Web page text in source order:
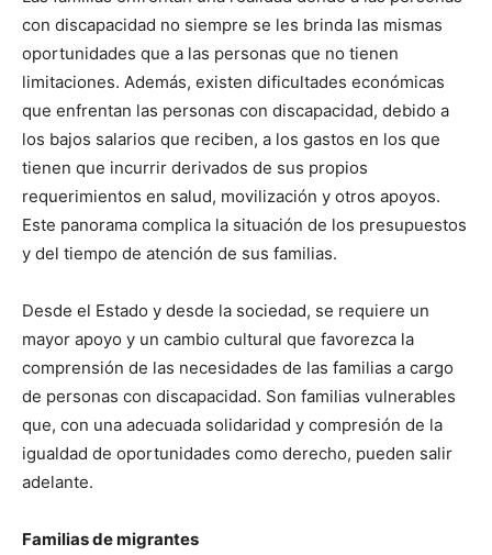
con discapacidad no siempre se les brinda las mismas
oportunidades que a las personas que no tienen
limitaciones. Además, existen dificultades económicas
que enfrentan las personas con discapacidad, debido a
los bajos salarios que reciben, a los gastos en los que
tienen que incurrir derivados de sus propios
requerimientos en salud, movilización y otros apoyos.
Este panorama complica la situación de los presupuestos
y del tiempo de atención de sus familias.
Desde el Estado y desde la sociedad, se requiere un
mayor apoyo y un cambio cultural que favorezca la
comprensión de las necesidades de las familias a cargo
de personas con discapacidad. Son familias vulnerables
que, con una adecuada solidaridad y compresión de la
igualdad de oportunidades como derecho, pueden salir
adelante.
Familias de migrantes